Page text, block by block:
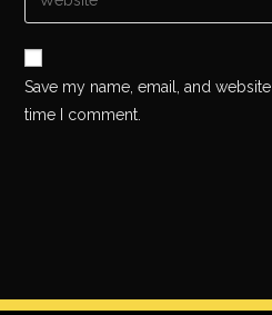
Save my name, email, and
time I comment.